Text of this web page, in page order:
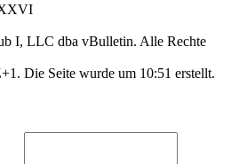
I, LLC dba vBulletin. Alle Rechte
Die Seite wurde um 10:51 erstellt.